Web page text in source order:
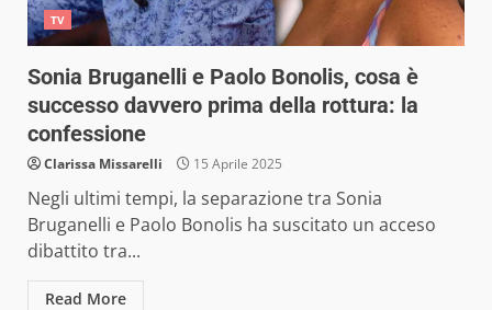
TV
Sonia Bruganelli e Paolo Bonolis, cosa è
successo davvero prima della rottura: la
confessione
Clarissa Missarelli 15 Aprile 2025
Negli ultimi tempi, la separazione tra Sonia
Bruganelli e Paolo Bonolis ha suscitato un acceso
dibattito tra...
Read More